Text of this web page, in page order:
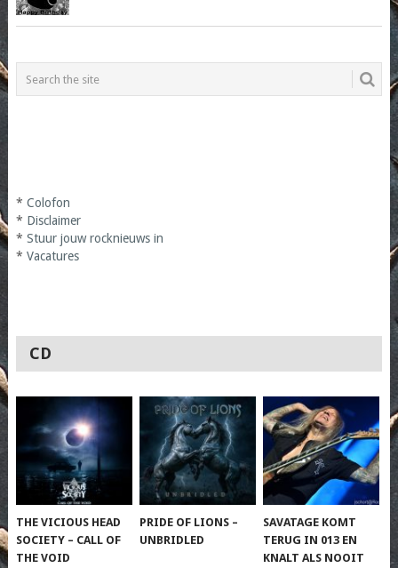
* Colofon
* Disclaimer
* Stuur jouw rocknieuws in
* Vacatures
CD
THE VICIOUS HEAD
SOCIETY – CALL OF
THE VOID
PRIDE OF LIONS –
UNBRIDLED
SAVATAGE KOMT
TERUG IN 013 EN
KNALT ALS NOOIT